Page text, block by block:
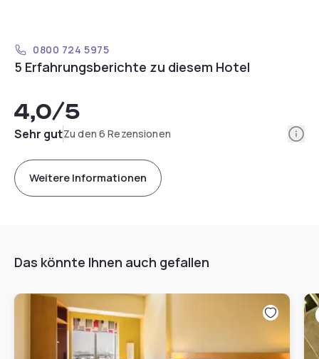
0800 724 5975
5 Erfahrungsberichte zu diesem Hotel
4,0/5
Sehr gutZu den 6 Rezensionen
Weitere Informationen
Das könnte Ihnen auch gefallen